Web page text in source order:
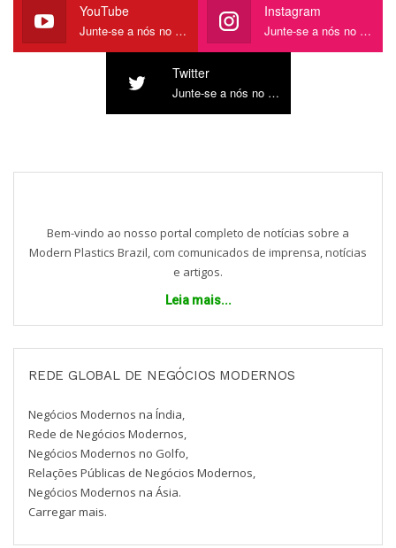
YouTube
Junte-se a nós no YouTube
Instagram
Junte-se a nós no Instagram
Twitter
Junte-se a nós no Twitter
Bem-vindo ao nosso portal completo de notícias sobre a
Modern Plastics Brazil, com comunicados de imprensa, notícias
e artigos.
Leia mais...
REDE GLOBAL DE NEGÓCIOS MODERNOS
Negócios Modernos na Índia,
Rede de Negócios Modernos,
Negócios Modernos no Golfo,
Relações Públicas de Negócios Modernos,
Negócios Modernos na Ásia.
Carregar mais.